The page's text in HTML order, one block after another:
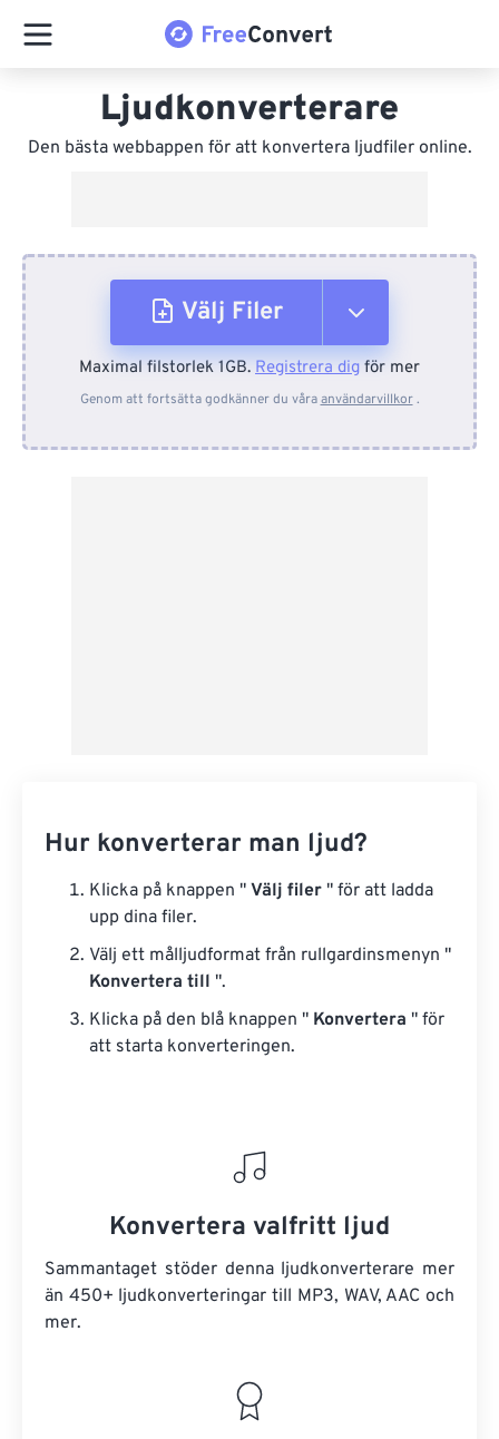
Ljudkonverterare
Den bästa webbappen för att konvertera ljudfiler online.
Välj Filer
Från enhet
Maximal filstorlek 1GB. Registrera dig för mer
Genom att fortsätta godkänner du våraanvändarvillkor.
Hur konverterar man ljud?
Klicka på knappen " Välj filer " för att ladda
upp dina filer.
Välj ett målljudformat från rullgardinsmenyn "
Konvertera till ".
Klicka på den blå knappen " Konvertera " för
att starta konverteringen.
Konvertera valfritt ljud
Sammantaget stöder denna ljudkonverterare mer
än 450+ ljudkonverteringar till MP3, WAV, AAC och
mer.